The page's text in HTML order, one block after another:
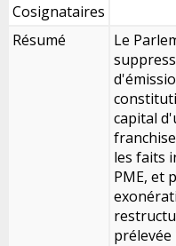
Cosignataires
Résumé
Le
capital
les faits
PME, et